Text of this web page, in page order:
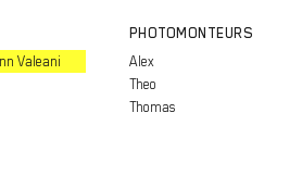
Valeani
PHOTOMONTEURS
Alex
Theo
Thomas